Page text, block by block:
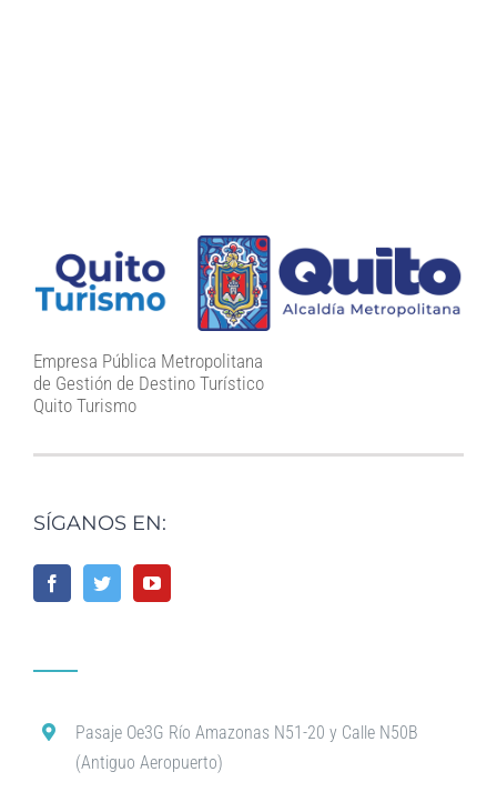
Empresa Pública Metropolitana
de Gestión de Destino Turístico
Quito Turismo
SÍGANOS EN:
Pasaje Oe3G Río Amazonas N51-20 y Calle N50B
(Antiguo Aeropuerto)